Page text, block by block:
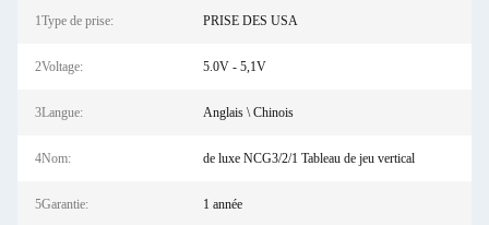
1Type de prise: PRISE DES USA
2Voltage: 5.0V - 5,1V
3Langue: Anglais \ Chinois
4Nom: de luxe NCG3/2/1 Tableau de jeu vertical
5Garantie: 1 année